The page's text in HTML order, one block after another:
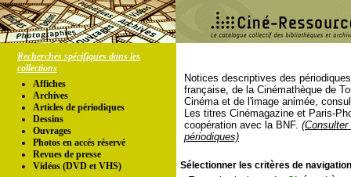
Recherches spécifiques dans les
collections
Affiches
Archives
Articles de périodiques
Dessins
Ouvrages
Photos en accés réservé
Revues de presse
Vidéos (DVD et VHS)
Notices descriptives des
française, de la Cinémathèque de
Cinéma et de l'image animée,
Les titres Cinémagazine et Paris-
coopération avec la BNF.
périodiques)
Sélectionner les critères de